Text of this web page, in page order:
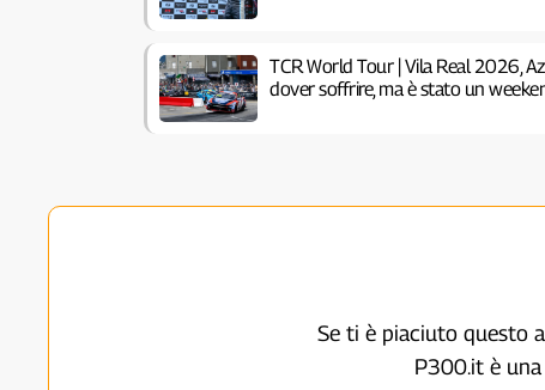
TCR World Tour | Vila Real 2026,
dover soffrire, ma è stato un
Se ti è piaciuto questo
P300.it è